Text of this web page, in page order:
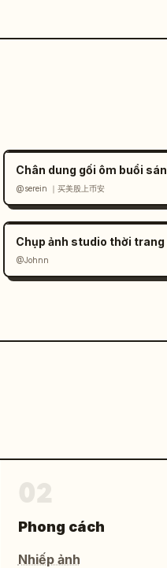
Chân dung gối ôm buổi
@serein ｜买美股上币安
Chụp ảnh studio thời trang
@Johnn
Phong cách
Nhiếp ảnh